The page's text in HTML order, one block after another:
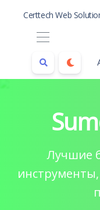
Certtech Web
Лучшие